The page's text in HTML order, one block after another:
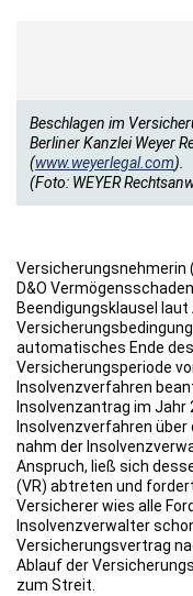
Beschlagen im
Berliner Kanzlei Weyer
(www.weyerlegal.com).
(Foto: WEYER
Versicherungsnehmerin
D&O
Beendigungsklausel laut
automatisches Ende
Versicherungsperiode
Insolvenzverfahren
Insolvenzantrag im
Insolvenzverfahren
nahm der
Anspruch, ließ sich
(VR) abtreten und
Versicherer wies alle
Insolvenzverwalter
Versicherungsvertrag
Ablauf der
zum Streit.